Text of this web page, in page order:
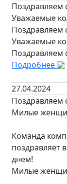
Поздравляем
Уважаемые
Поздравляем
Уважаемые
Поздравляем
Подробнее
27.04.2024
Милые
Команда
поздравляет
днем!
Милые